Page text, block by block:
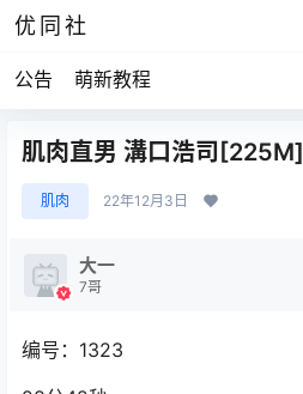
优同社
公告 萌新教程
肌肉直男 溝口浩司[225M]
肌肉 22年12月3日
大一
7哥
编号：1323